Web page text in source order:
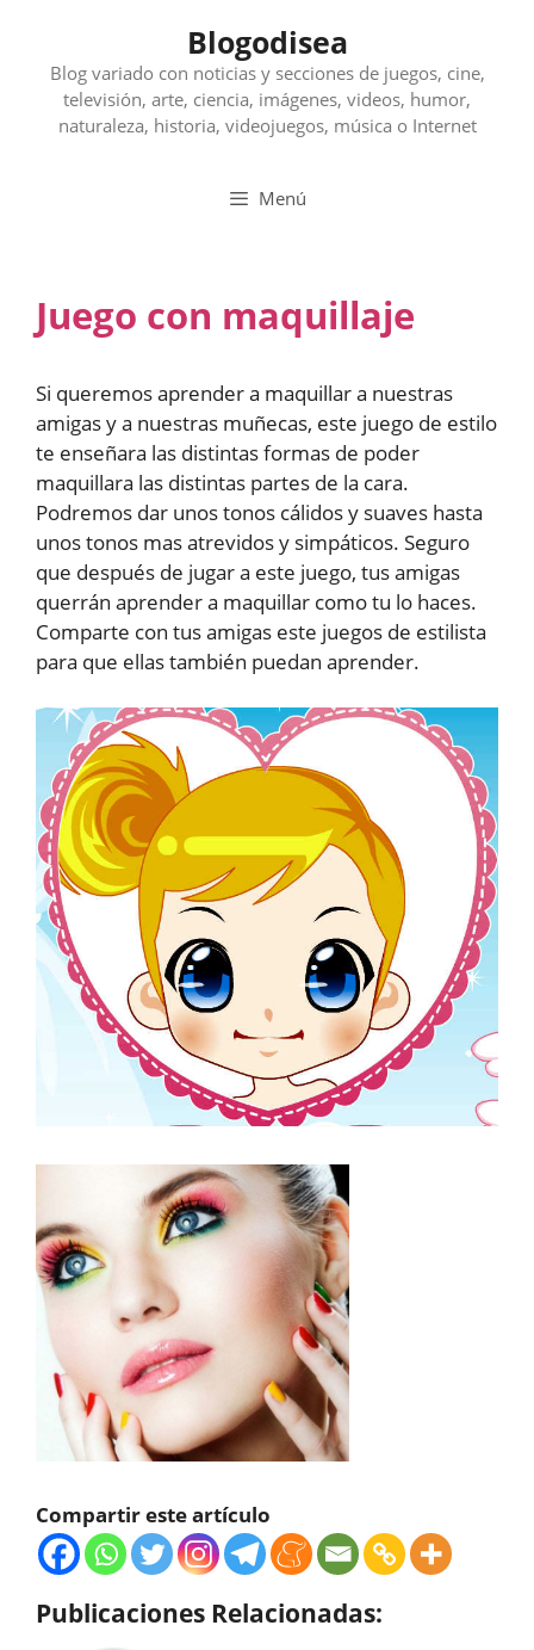
contenido
Blogodisea
Blog variado con noticias y secciones de juegos, cine,
televisión, arte, ciencia, imágenes, videos, humor,
naturaleza, historia, videojuegos, música o Internet
Menú
Juego con maquillaje
Si queremos aprender a maquillar a nuestras
amigas y a nuestras muñecas, este juego de estilo
te enseñara las distintas formas de poder
maquillara las distintas partes de la cara.
Podremos dar unos tonos cálidos y suaves hasta
unos tonos mas atrevidos y simpáticos. Seguro
que después de jugar a este juego, tus amigas
querrán aprender a maquillar como tu lo haces.
Comparte con tus amigas este juegos de estilista
para que ellas también puedan aprender.
Compartir este artículo
Publicaciones Relacionadas: